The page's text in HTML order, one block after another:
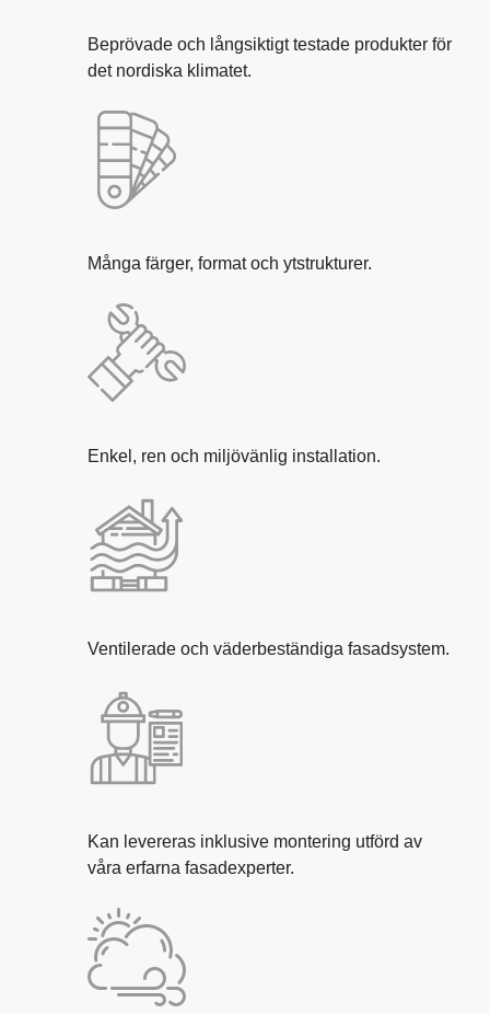
Beprövade och långsiktigt testade produkter för
det nordiska klimatet.
Många färger, format och ytstrukturer.
Enkel, ren och miljövänlig installation.
Ventilerade och väderbeständiga fasadsystem.
Kan levereras inklusive montering utförd av
våra erfarna fasadexperter.